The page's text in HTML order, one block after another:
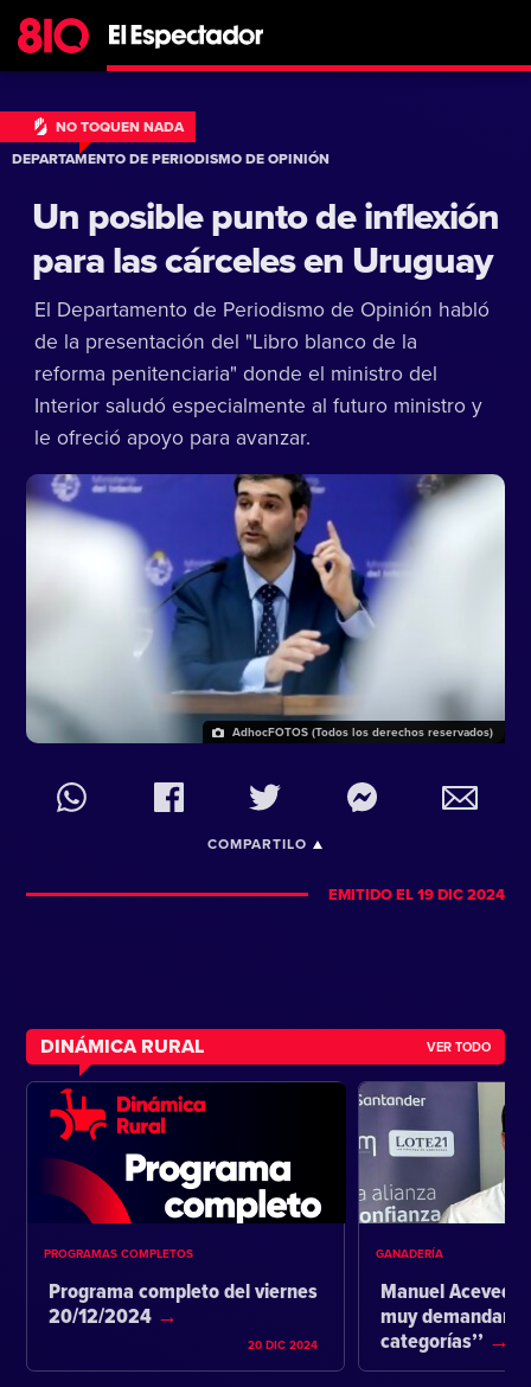
NO TOQUEN NADA
DEPARTAMENTO DE PERIODISMO DE OPINIÓN
Un posible punto de inflexión
para las cárceles en Uruguay
El Departamento de Periodismo de Opinión habló
de la presentación del "Libro blanco de la
reforma penitenciaria" donde el ministro del
Interior saludó especialmente al futuro ministro y
le ofreció apoyo para avanzar.
AdhocFOTOS (Todos los derechos reservados)
COMPARTILO
EMITIDO EL 19 DIC 2024
DINÁMICA RURAL VER TODO
PROGRAMAS COMPLETOS
Programa completo del viernes
20/12/2024
20 DIC 2024
GANADERÍA
Manuel
muy
categorías’’